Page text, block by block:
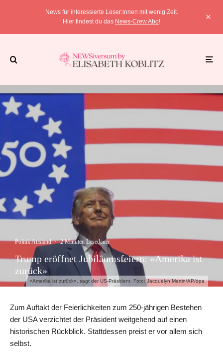
News für interessierte Leser:innen mit wenig Zeit.
Hier findest du das News-Crew Abo!
«Amerika ist zurück», sagt der US-Präsident. Foto: Jacquelyn Martin/AP/dpa
Politik Ausland · 2 Minuten Lesedauer
Trump eröffnet Jubiläumsfeiern: «Amerika ist
zurück»
Zum Auftakt der Feierlichkeiten zum 250-jährigen Bestehen
der USA verzichtet der Präsident weitgehend auf einen
historischen Rückblick. Stattdessen preist er vor allem sich
selbst.